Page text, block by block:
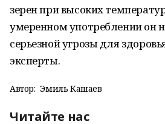
зерен при высоких
умеренном употреблении он
серьезной угрозы для
эксперты.
Автор: Эмиль Кашаев
Читайте нас